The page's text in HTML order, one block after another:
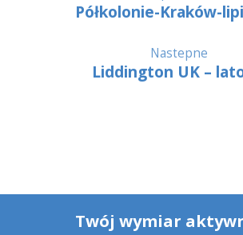
Półkolonie-Kraków-
Nastepne
Liddington UK –
Twój wymiar